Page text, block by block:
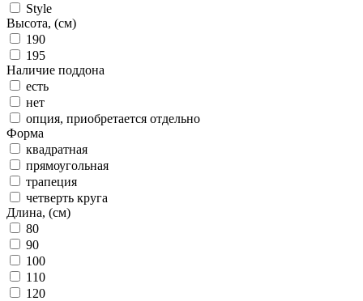
Style
Высота, (см)
190
195
Наличие поддона
есть
нет
опция, приобретается отдельно
Форма
квадратная
прямоугольная
трапеция
четверть круга
Длина, (см)
80
90
100
110
120